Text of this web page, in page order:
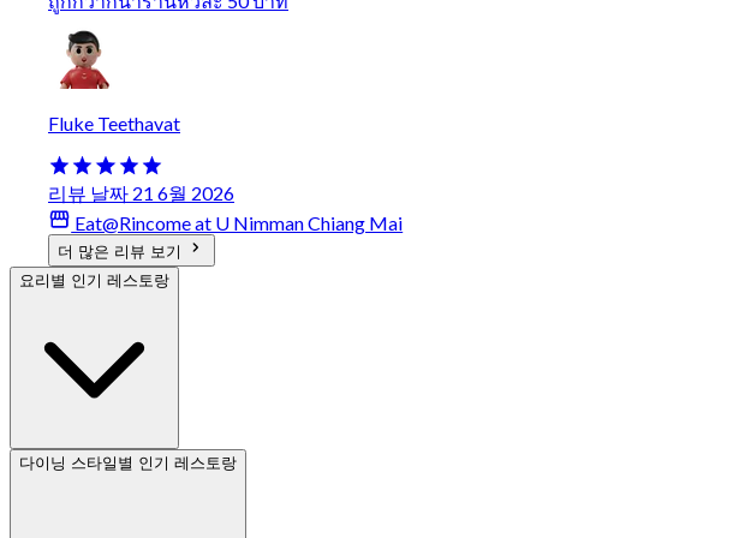
Fluke Teethavat
리뷰 날짜 21 6월 2026
Eat@Rincome at U Nimman Chiang Mai
더 많은 리뷰 보기
요리별 인기 레스토랑
다이닝 스타일별 인기 레스토랑